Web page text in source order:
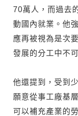
70萬人，而過去
動國內就業。他
應再被視為是次
發展的分工中不
他還提到，受到
願意從事工廠基
可以補充產業的